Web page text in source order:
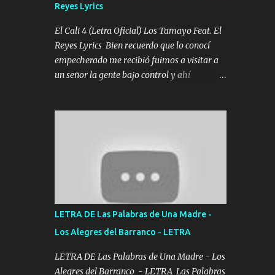
Tomense un buen trago Y así es como
empezamos los versos que voy cantando
(Music) A vido alta y bajas La carreta se
atora Pero nunca le aflojamos Ya me han
pasado cosas Y aunque ustedes no sepan
es...
Reyes Lyrics
El Cali 4 (Letra Oficial) Los Tamayo Feat. El
Reyes Lyrics Bien recuerdo que lo conocí
empecherado me recibió fuimos a visitar a
un señor la gente bajo control y ahí
reglas no secuestr0 no r0bar De La C giró la
orden nos comanda el doble P bien firmes
con Alto PRIETO y la camisa es color Verde y
peleam0s la Bandera por todita a la ciudad
con los drones patrullando la Frontera De
blancas ya hace falta mi APA FLACO verde
se le extraña pa que sepan Aquí Pura GENTE
DE LA RANA 🐸 POR CLAVE ES EL CALI 4
LETRA DE Las Palabras de Una Madre -
Los Alegres del Barranco - LETRA
LETRA DE Las Palabras de Una Madre - Los
Alegres del Barranco - LETRA Las Palabras